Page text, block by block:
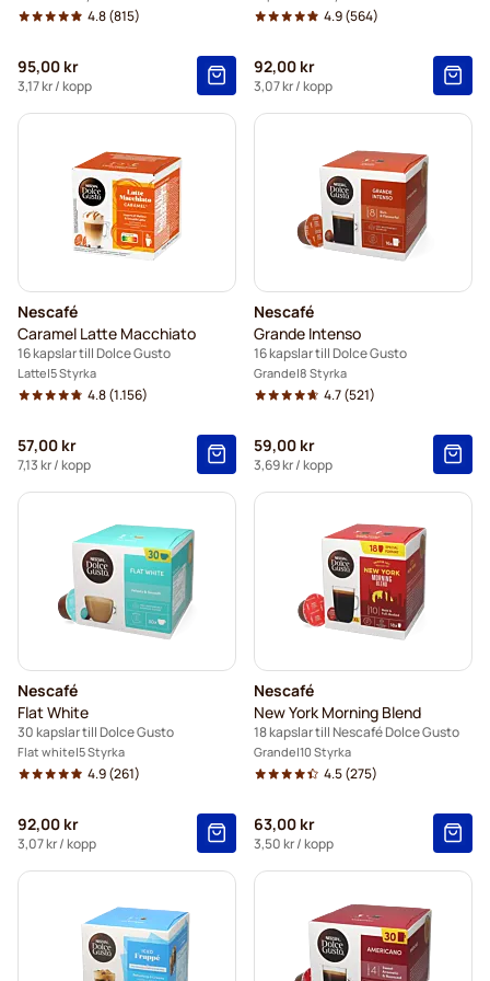
4.8(815)
95,00 kr
3,17 kr/ kopp
4.9(564)
92,00 kr
3,07 kr/ kopp
Nescafé
Caramel Latte Macchiato
16 kapslar till Dolce Gusto
Latte 5 Styrka
4.8(1.156)
57,00 kr
7,13 kr/ kopp
Nescafé
Grande Intenso
16 kapslar till Dolce Gusto
Grande 8 Styrka
4.7(521)
59,00 kr
3,69 kr/ kopp
Nescafé
Flat White
30 kapslar till Dolce Gusto
Flat white 5 Styrka
4.9(261)
92,00 kr
3,07 kr/ kopp
Nescafé
New York Morning Blend
18 kapslar till Nescafé Dolce Gusto
Grande 10 Styrka
4.5(275)
63,00 kr
3,50 kr/ kopp